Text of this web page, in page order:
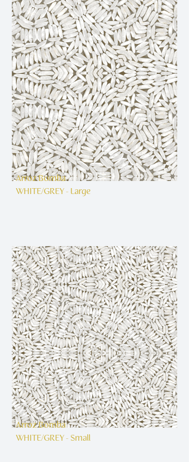
Arroz Bomba
WHITE/GREY - Large
Arroz Bomba
WHITE/GREY - Small